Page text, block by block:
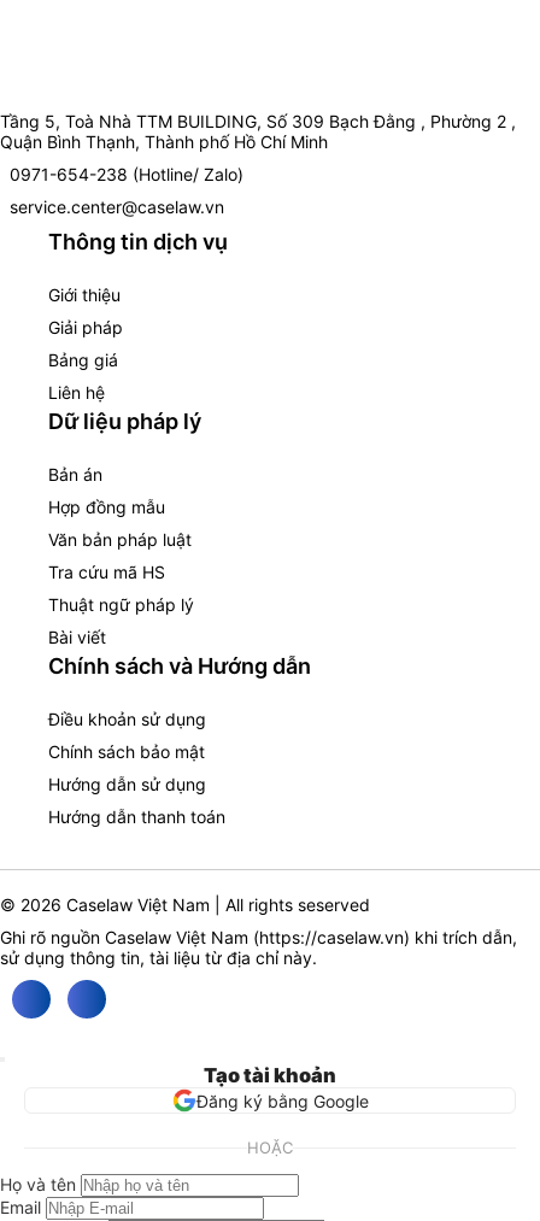
Tầng 5, Toà Nhà TTM BUILDING, Số 309 Bạch Đằng , Phường 2 ,
Quận Bình Thạnh, Thành phố Hồ Chí Minh
0971-654-238 (Hotline/ Zalo)
service.center@caselaw.vn
Thông tin dịch vụ
Giới thiệu
Giải pháp
Bảng giá
Liên hệ
Dữ liệu pháp lý
Bản án
Hợp đồng mẫu
Văn bản pháp luật
Tra cứu mã HS
Thuật ngữ pháp lý
Bài viết
Chính sách và Hướng dẫn
Điều khoản sử dụng
Chính sách bảo mật
Hướng dẫn sử dụng
Hướng dẫn thanh toán
© 2026 Caselaw Việt Nam | All rights seserved
Ghi rõ nguồn Caselaw Việt Nam (https://caselaw.vn) khi trích dẫn,
sử dụng thông tin, tài liệu từ địa chỉ này.
Tạo tài khoản
Đăng ký bằng Google
HOẶC
Họ và tên
Email